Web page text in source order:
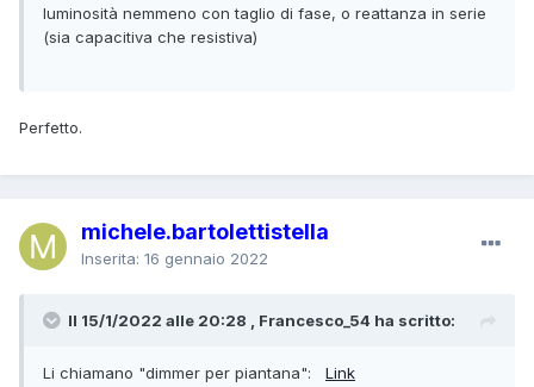
luminosità nemmeno con taglio di fase, o reattanza in serie
(sia capacitiva che resistiva)
Perfetto.
michele.bartolettistella
Inserita: 16 gennaio 2022
Il 15/1/2022 alle 20:28 , Francesco_54 ha scritto:
Li chiamano "dimmer per piantana": Link